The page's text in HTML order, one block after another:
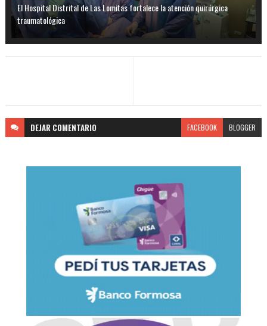
El Hospital Distrital de Las Lomitas fortalece la atención quirúrgica
traumatológica
DEJAR COMENTARIO FACEBOOK BLOGGER